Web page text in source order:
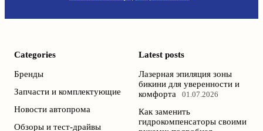
Categories
Бренды
Запчасти и комплектующие
Новости автопрома
Обзоры и тест-драйвы
Latest posts
Лазерная эпиляция зоны
бикини для уверенности и
комфорта
01.07.2026
Как заменить
гидрокомпенсаторы своими